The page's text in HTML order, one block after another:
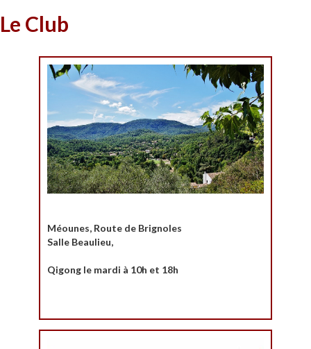
Le Club
Méounes, Route de Brignoles
Salle Beaulieu,
Qigong le mardi à 10h et 18h